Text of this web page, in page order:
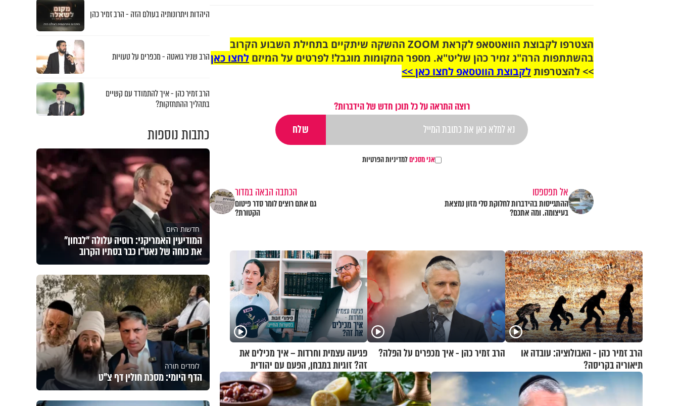
הצטרפו לקבוצת הוואטסאפ לקראת ZOOM ההשקה שיתקיים בתחילת השבוע הקרוב
בהשתתפות הרה"ג זמיר כהן שליט"א. מספר המקומות מוגבל! לפרטים על המיזם לחצו כאן
>> להצטרפותלקבוצת הווטסאפ לחצו כאן >>
רוצה התראה על כל תוכן חדש של הידברות?
אני מסכיםלמדיניות הפרטיות
אל תפספסו
ההתגייסות בהידברות לחלוקת סלי מזון נמצאת
בעיצומה. ומה אתכם?
הכתבה הבאה במדור
גם אתם רוצים לומר סדר פיטום
הקטורת?
הרב זמיר כהן - האבולוציה: עובדה או
תיאוריה בקריסה?
הרב זמיר כהן - איך מכפרים על הפלה?
פגיעה עצמית וחרדות – איך מכילים את
זה? זוגיות במבחן, הפעם עם יהודית
ואלתר כהן
היהדות ויתרונותיה בעולם הזה - הרב זמיר כהן
הרב שניר גואטה - מכפרים על טעויות
הרב זמיר כהן - איך להתמודד עם קשיים
בתהליך ההתחזקות?
כתבות נוספות
חדשות היום
המודיעין האמריקני: רוסיה עלולה "לבחון"
את כוחה של נאט"ו כבר בסתיו הקרוב
לומדים תורה
הדף היומי: מסכת חולין דף צ"ט